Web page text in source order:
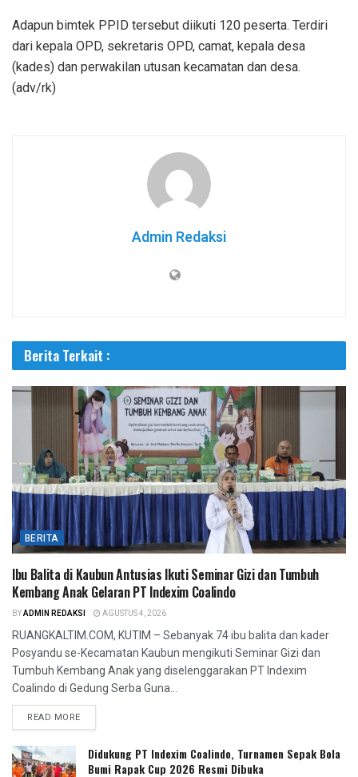
Adapun bimtek PPID tersebut diikuti 120 peserta. Terdiri
dari kepala OPD, sekretaris OPD, camat, kepala desa
(kades) dan perwakilan utusan kecamatan dan desa.
(adv/rk)
Admin Redaksi
Berita Terkait :
BERITA
Ibu Balita di Kaubun Antusias Ikuti Seminar Gizi dan Tumbuh
Kembang Anak Gelaran PT Indexim Coalindo
BYADMIN REDAKSI AGUSTUS 4, 2026
RUANGKALTIM.COM, KUTIM – Sebanyak 74 ibu balita dan kader
Posyandu se-Kecamatan Kaubun mengikuti Seminar Gizi dan
Tumbuh Kembang Anak yang diselenggarakan PT Indexim
Coalindo di Gedung Serba Guna...
READ MORE
Didukung PT Indexim Coalindo, Turnamen Sepak Bola
Bumi Rapak Cup 2026 Resmi Dibuka